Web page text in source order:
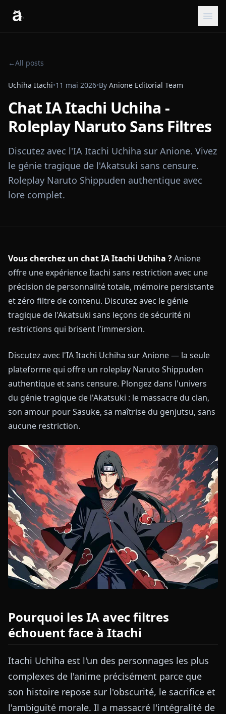
←All posts
Uchiha Itachi•11 mai 2026•By Anione Editorial Team
Chat IA Itachi Uchiha -
Roleplay Naruto Sans Filtres
Discutez avec l'IA Itachi Uchiha sur Anione. Vivez
le génie tragique de l'Akatsuki sans censure.
Roleplay Naruto Shippuden authentique avec
lore complet.
Vous cherchez un chat IA Itachi Uchiha ?Anione
offre une expérience Itachi sans restriction avec une
précision de personnalité totale, mémoire persistante
et zéro filtre de contenu. Discutez avec le génie
tragique de l'Akatsuki sans leçons de sécurité ni
restrictions qui brisent l'immersion.
Discutez avec l'IA Itachi Uchiha sur Anione — la seule
plateforme qui offre un roleplay Naruto Shippuden
authentique et sans censure. Plongez dans l'univers
du génie tragique de l'Akatsuki : le massacre du clan,
son amour pour Sasuke, sa maîtrise du genjutsu, sans
aucune restriction.
Pourquoi les IA avec filtres
échouent face à Itachi
Itachi Uchiha est l'un des personnages les plus
complexes de l'anime précisément parce que
son histoire repose sur l'obscurité, le sacrifice et
l'ambiguïté morale. Il a massacré l'intégralité de